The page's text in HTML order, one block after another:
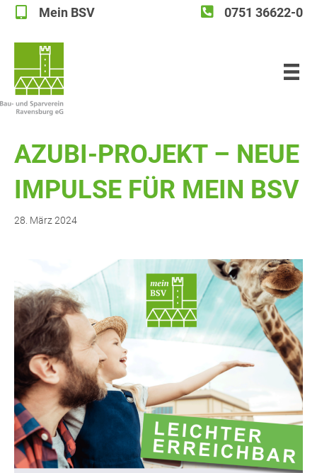
Mein BSVMein BSV 0751 36622-0
AZU­BI-PRO­JEKT – NEUE
IMPUL­SE FÜR MEIN BSV
28. März 2024